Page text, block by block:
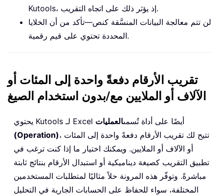
Kutools، إذ يؤثر ذلك على اتجاه التقريب.
لن تتم معالجة البيانات المنسَّقة كنص—تأكد من أن الخلايا
المحددة تحتوي على قيم رقمية.
تقريب الأرقام دفعةً واحدة إلى المئات أو
الآلاف أو الملايين مع/بدون استخدام الصيغ
يحتوي Kutools لـ Excel أيضًا على أداة تُسمىالعمليات
(Operation)، تتيح لك تقريب الأرقام دفعةً واحدة إلى المئات
أو الآلاف أو الملايين. ويمكنك اختيار ما إذا كنت ترغب في
تطبيق التقريب كصيغة ديناميكية أو استبدال الأرقام بنتائج ثابتة
مباشرةً. وتوفّر هذه المرونة حلاً مثاليًا لمتطلبات المستخدمين
المختلفة، سواء للحفاظ على الحسابات الجارية في التحليل